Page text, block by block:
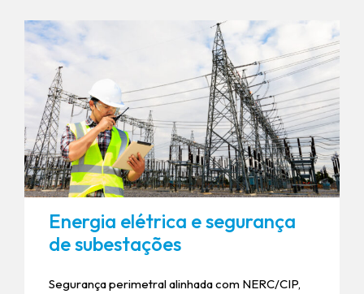
Energia elétrica e segurança
de subestações
Segurança perimetral alinhada com NERC/CIP,